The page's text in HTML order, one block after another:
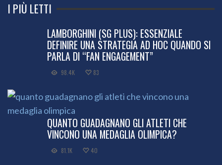
I PIÙ LETTI
LAMBORGHINI (SG PLUS): ESSENZIALE
DEFINIRE UNA STRATEGIA AD HOC QUANDO SI
PARLA DI “FAN ENGAGEMENT”
98.4K 83
QUANTO GUADAGNANO GLI ATLETI CHE
VINCONO UNA MEDAGLIA OLIMPICA?
81.1K 40